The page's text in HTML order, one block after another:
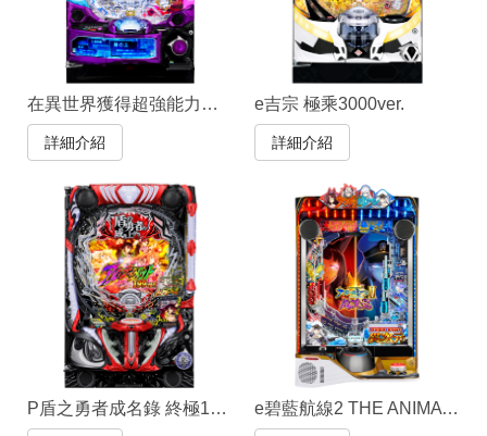
在異世界獲得超強能力的我，在現實世界照樣無敵～等級提升改變人生命運～
詳細介紹
e吉宗 極乘3000ver.
詳細介紹
P盾之勇者成名錄 終極199ver. e碧藍航線2 THE ANIMATION 超次元